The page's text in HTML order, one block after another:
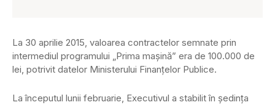
La 30 aprilie 2015, valoarea contractelor semnate prin
intermediul programului „Prima maşină” era de 100.000 de
lei, potrivit datelor Ministerului Finanţelor Publice.
La începutul lunii februarie, Executivul a stabilit în şedinţa